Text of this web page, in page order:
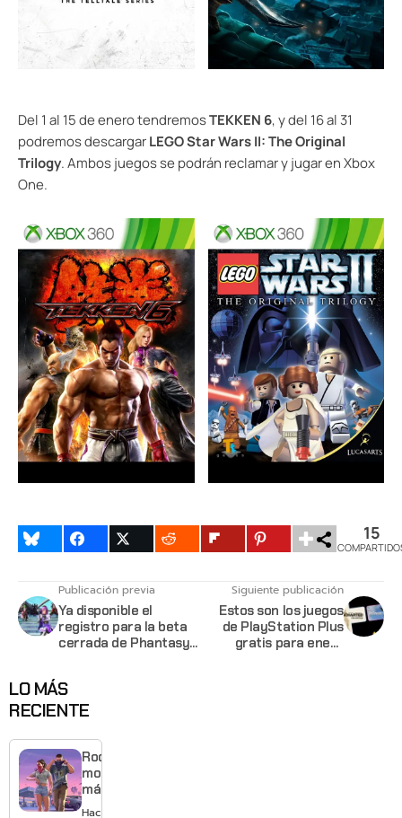
Del 1 al 15 de enero tendremosTEKKEN 6, y del 16 al 31
podremos descargarLEGO Star Wars II: The Original
Trilogy. Ambos juegos se podrán reclamar y jugar en Xbox
One.
15
Publicación previa
Ya disponible el
registro para la beta
cerrada de Phantasy
Siguiente publicación
Estos son los juegos
de PlayStation Plus
gratis para enero
LO MÁS
RECIENTE
Rockstar
mostrará
más de
GTA 6 en
Hace 10